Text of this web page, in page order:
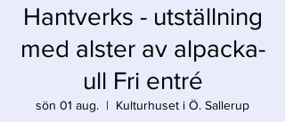
Hantverks - utställning
med alster av alpacka-
ull Fri entré
sön 01 aug.
  |
Kulturhuset i Ö. Sallerup